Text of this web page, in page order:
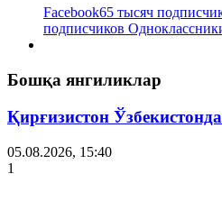
Facebook65 тысяч
подписчиков
Бошқа янгиликлар
Қирғизистон
05.08.2026, 15:40
1